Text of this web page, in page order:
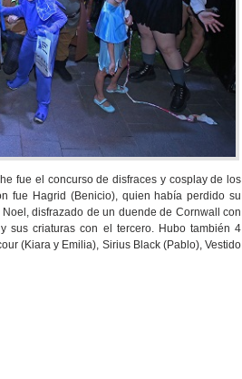
fue el concurso de disfraces y cosplay de los
fue Hagrid (Benicio), quien había perdido su
disfrazado de un duende de Cornwall con
sus criaturas con el tercero. Hubo también 4
(Kiara y Emilia), Sirius Black (Pablo), Vestido